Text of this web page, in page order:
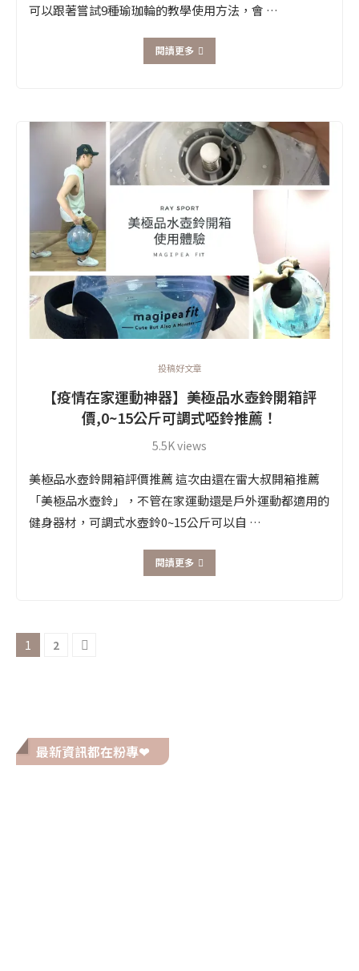
可以跟著嘗試9種瑜珈輪的教學使用方法，會 …
閱讀更多
投稿好文章
【疫情在家運動神器】美極品水壺鈴開箱評
價,0~15公斤可調式啞鈴推薦！
5.5K views
美極品水壺鈴開箱評價推薦 這次由還在雷大叔開箱推薦
「美極品水壺鈴」，不管在家運動還是戶外運動都適用的
健身器材，可調式水壺鈴0~15公斤可以自 …
閱讀更多
1 2
最新資訊都在粉專❤